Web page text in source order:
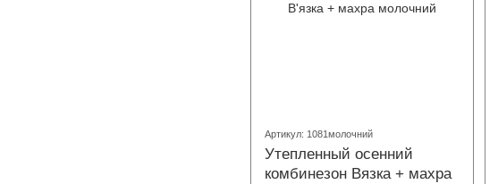
Артикул: 1081молочний
Утепленный осенний
комбинезон Вязка + махра